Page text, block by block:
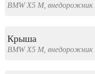
BMWX5 M, внедорожник
Крыша
BMWX5 M, внедорожник